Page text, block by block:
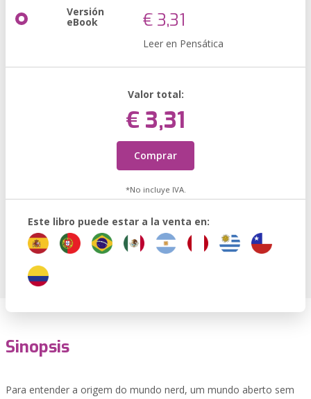
Versión
eBook € 3,31
Leer en Pensática
Valor total:
€ 3,31
Comprar
*No incluye IVA.
Este libro puede estar a la venta en:
Sinopsis
Para entender a origem do mundo nerd, um mundo aberto sem